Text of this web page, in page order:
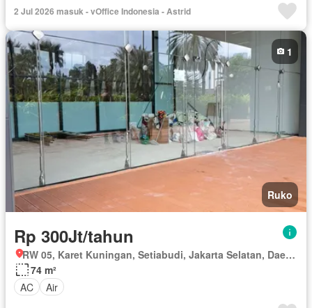
Berperabot lengkap
2 Jul 2026 masuk - vOffice Indonesia - Astrid
Ruko
1
Rp 300Jt/tahun
RW 05, Karet Kuningan, Setiabudi, Jakarta Selatan, Daerah Khusus Ibukota Jakarta
74 m²
AC
Air